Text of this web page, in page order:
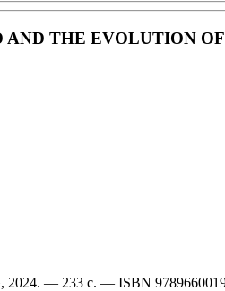
AND THE EVOLUTION
2024. — 233 с. — ISBN